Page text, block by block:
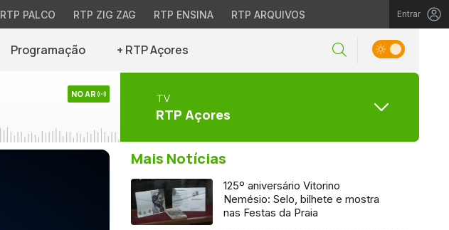
RTP PALCO RTP ZIG ZAG RTP ENSINA RTP ARQUIVOS Entrar
Programação + RTP Açores
NO AR TV
RTP Açores
Mais Notícias
125º aniversário Vitorino
Nemésio: Selo, bilhete e mostra
nas Festas da Praia